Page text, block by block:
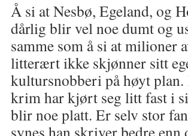
Å si at Nesbø, Egeland, og
dårlig blir vel noe dumt og
samme som å si at milioner
litterært ikke skjønner sitt
kultursnobberi på høyt
krim har kjørt seg litt fast i
blir noe platt. Er selv stor
synes han skriver bedre enn